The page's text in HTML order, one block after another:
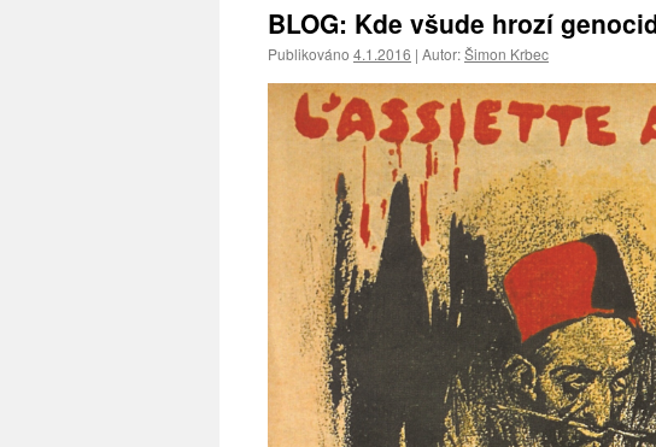
BLOG: Kde všude hrozí
Publikováno 4.1.2016 | Autor:Šimon Krbec